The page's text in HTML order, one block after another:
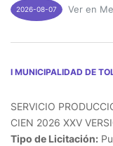
2026-08-07 Ver en
I MUNICIPALIDAD DE
SERVICIO
CIEN 2026 XXV
Tipo de Licitación: